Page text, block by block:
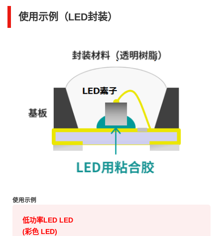
使用示例（LED封装）
使用示例
低功率LED LED
(彩色 LED)